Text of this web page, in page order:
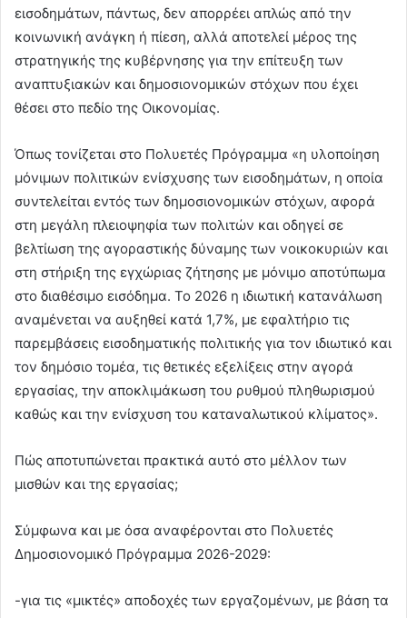
εισοδημάτων, πάντως, δεν απορρέει απλώς από την
κοινωνική ανάγκη ή πίεση, αλλά αποτελεί μέρος της
στρατηγικής της κυβέρνησης για την επίτευξη των
αναπτυξιακών και δημοσιονομικών στόχων που έχει
θέσει στο πεδίο της Οικονομίας.
Όπως τονίζεται στο Πολυετές Πρόγραμμα «η υλοποίηση
μόνιμων πολιτικών ενίσχυσης των εισοδημάτων, η οποία
συντελείται εντός των δημοσιονομικών στόχων, αφορά
στη μεγάλη πλειοψηφία των πολιτών και οδηγεί σε
βελτίωση της αγοραστικής δύναμης των νοικοκυριών και
στη στήριξη της εγχώριας ζήτησης με μόνιμο αποτύπωμα
στο διαθέσιμο εισόδημα. Το 2026 η ιδιωτική κατανάλωση
αναμένεται να αυξηθεί κατά 1,7%, με εφαλτήριο τις
παρεμβάσεις εισοδηματικής πολιτικής για τον ιδιωτικό και
τον δημόσιο τομέα, τις θετικές εξελίξεις στην αγορά
εργασίας, την αποκλιμάκωση του ρυθμού πληθωρισμού
καθώς και την ενίσχυση του καταναλωτικού κλίματος».
Πώς αποτυπώνεται πρακτικά αυτό στο μέλλον των
μισθών και της εργασίας;
Σύμφωνα και με όσα αναφέρονται στο Πολυετές
Δημοσιονομικό Πρόγραμμα 2026-2029:
-για τις «μικτές» αποδοχές των εργαζομένων, με βάση τα